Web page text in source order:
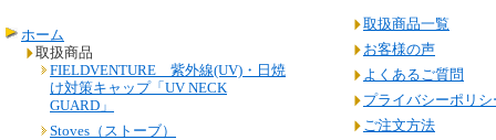
ホーム
取扱商品
FIELDVENTURE 紫外線(UV)・日焼
け対策キャップ「UV NECK
GUARD」
Stoves（ストーブ）
取扱商品一覧
お客様の声
よくあるご質問
プライバシーポリシ
ご注文方法